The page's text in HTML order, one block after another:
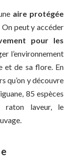
aire protégée
peut y accéder
pour les
l’environnement
et de sa flore. En
qu’on y découvre
85 espèces
raton laveur, le